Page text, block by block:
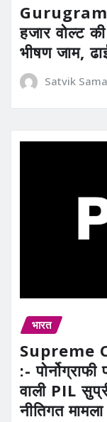
हजार वोल्ट
भीषण जाम,
Satvik
भारत
Supreme
:-
वाली PIL
नीतिगत